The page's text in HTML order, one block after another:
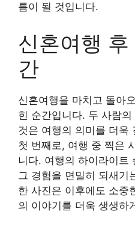
름이 될 것입니다.
신혼여행
간
신혼여행을 마치고 돌아
힌 순간입니다. 두 사람
것은 여행의 의미를 더욱
첫 번째로, 여행 중 찍은
니다. 여행의 하이라이트
그 경험을 면밀히 되새기
한 사진은 이후에도 소중
의 이야기를 더욱 생생하